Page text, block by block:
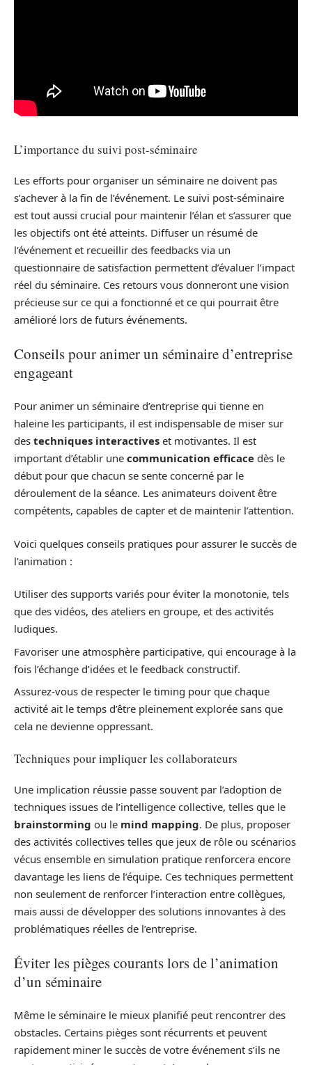
L’importance du suivi post-séminaire
Les efforts pour organiser un séminaire ne doivent pas
s’achever à la fin de l’événement. Le suivi post-séminaire
est tout aussi crucial pour maintenir l’élan et s’assurer que
les objectifs ont été atteints. Diffuser un résumé de
l’événement et recueillir des feedbacks via un
questionnaire de satisfaction permettent d’évaluer l’impact
réel du séminaire. Ces retours vous donneront une vision
précieuse sur ce qui a fonctionné et ce qui pourrait être
amélioré lors de futurs événements.
Conseils pour animer un séminaire d’entreprise
engageant
Pour animer un séminaire d’entreprise qui tienne en
haleine les participants, il est indispensable de miser sur
des techniques interactives et motivantes. Il est
important d’établir une communication efficace dès le
début pour que chacun se sente concerné par le
déroulement de la séance. Les animateurs doivent être
compétents, capables de capter et de maintenir l’attention.
Voici quelques conseils pratiques pour assurer le succès de
l’animation :
Utiliser des supports variés pour éviter la monotonie, tels
que des vidéos, des ateliers en groupe, et des activités
ludiques.
Favoriser une atmosphère participative, qui encourage à la
fois l’échange d’idées et le feedback constructif.
Assurez-vous de respecter le timing pour que chaque
activité ait le temps d’être pleinement explorée sans que
cela ne devienne oppressant.
Techniques pour impliquer les collaborateurs
Une implication réussie passe souvent par l’adoption de
techniques issues de l’intelligence collective, telles que le
brainstorming ou le mind mapping. De plus, proposer
des activités collectives telles que jeux de rôle ou scénarios
vécus ensemble en simulation pratique renforcera encore
davantage les liens de l’équipe. Ces techniques permettent
non seulement de renforcer l’interaction entre collègues,
mais aussi de développer des solutions innovantes à des
problématiques réelles de l’entreprise.
Éviter les pièges courants lors de l’animation
d’un séminaire
Même le séminaire le mieux planifié peut rencontrer des
obstacles. Certains pièges sont récurrents et peuvent
rapidement miner le succès de votre événement s’ils ne